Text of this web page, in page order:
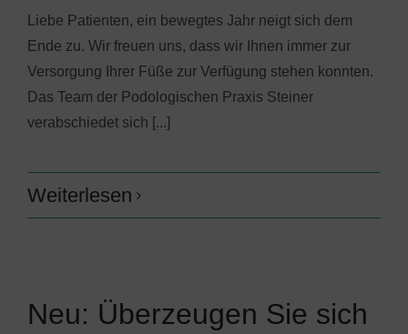
Liebe Patienten, ein bewegtes Jahr neigt sich dem
Ende zu. Wir freuen uns, dass wir Ihnen immer zur
Versorgung Ihrer Füße zur Verfügung stehen konnten.
Das Team der Podologischen Praxis Steiner
verabschiedet sich [...]
Weiterlesen
Neu: Überzeugen Sie sich